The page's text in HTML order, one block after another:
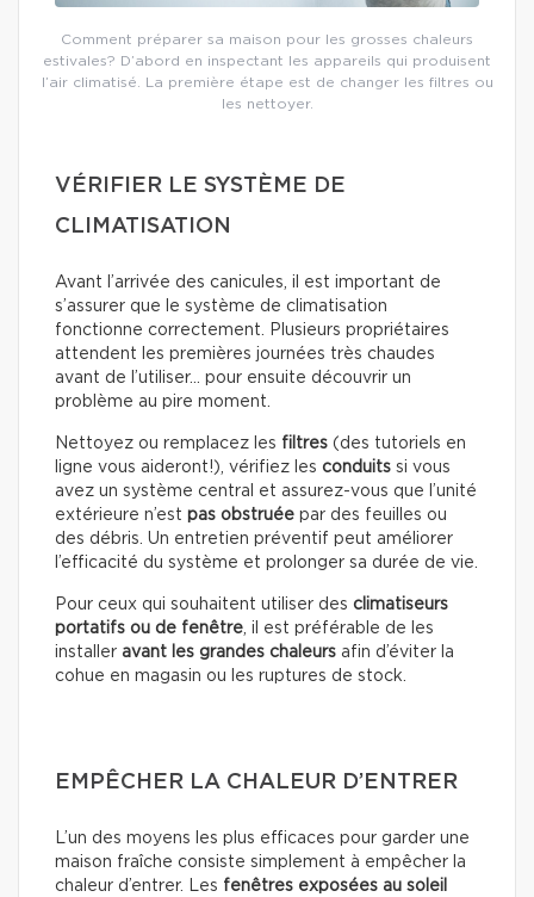
Comment préparer sa maison pour les grosses chaleurs
estivales? D’abord en inspectant les appareils qui produisent
l’air climatisé. La première étape est de changer les filtres ou
les nettoyer.
VÉRIFIER LE SYSTÈME DE
CLIMATISATION
Avant l’arrivée des canicules, il est important de
s’assurer que le système de climatisation
fonctionne correctement. Plusieurs propriétaires
attendent les premières journées très chaudes
avant de l’utiliser… pour ensuite découvrir un
problème au pire moment.
Nettoyez ou remplacez les filtres (des tutoriels en
ligne vous aideront!), vérifiez les conduits si vous
avez un système central et assurez-vous que l’unité
extérieure n’est pas obstruée par des feuilles ou
des débris. Un entretien préventif peut améliorer
l’efficacité du système et prolonger sa durée de vie.
Pour ceux qui souhaitent utiliser des climatiseurs
portatifs ou de fenêtre, il est préférable de les
installer avant les grandes chaleurs afin d’éviter la
cohue en magasin ou les ruptures de stock.
EMPÊCHER LA CHALEUR D’ENTRER
L’un des moyens les plus efficaces pour garder une
maison fraîche consiste simplement à empêcher la
chaleur d’entrer. Les fenêtres exposées au soleil